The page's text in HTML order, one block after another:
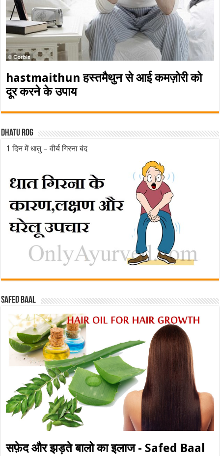
hastmaithun हस्तमैथुन से आई कमज़ोरी को
दूर करने के उपाय
Dhatu rog
1 दिन में धातु – वीर्य गिरना बंद
Safed baal
सफ़ेद और झड़ते बालो का इलाज - Safed Baal